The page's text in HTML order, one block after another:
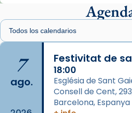
de Barcelona.
2 weeks ago
Aquest dilluns, 27 de juliol,
missa d’acció de gràcies
comitè organitzador de la
7
ago.
Festivitat de
18:00
Església de Sant
Consell de Cent,
Barcelona, Espanya